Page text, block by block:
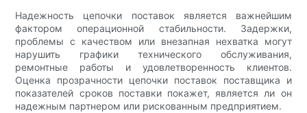
Надежность цепочки поставок является важнейшим
фактором операционной стабильности. Задержки,
проблемы с качеством или внезапная нехватка могут
нарушить графики технического обслуживания,
ремонтные работы и удовлетворенность клиентов.
Оценка прозрачности цепочки поставок поставщика и
показателей сроков поставки покажет, является ли он
надежным партнером или рискованным предприятием.